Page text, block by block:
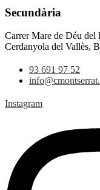
Secundària
Carrer Mare de Déu del
Cerdanyola del Vallès,
93 691 97 52
Instagram